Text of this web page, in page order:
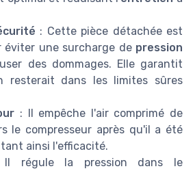
: Cette pièce détachée est
éviter une surcharge de pression
des dommages. Elle garantit
resterait dans les limites sûres
: Il empêche l'air comprimé de
le compresseur après qu'il a été
ainsi l'efficacité.
régule la pression dans le